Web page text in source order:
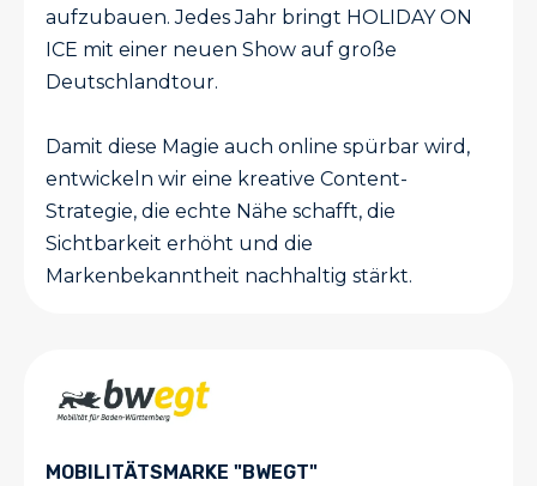
aufzubauen. Jedes Jahr bringt HOLIDAY ON
ICE mit einer neuen Show auf große
Deutschlandtour.
Damit diese Magie auch online spürbar wird,
entwickeln wir eine kreative Content-
Strategie, die echte Nähe schafft, die
Sichtbarkeit erhöht und die
Markenbekanntheit nachhaltig stärkt.
MOBILITÄTSMARKE "BWEGT"